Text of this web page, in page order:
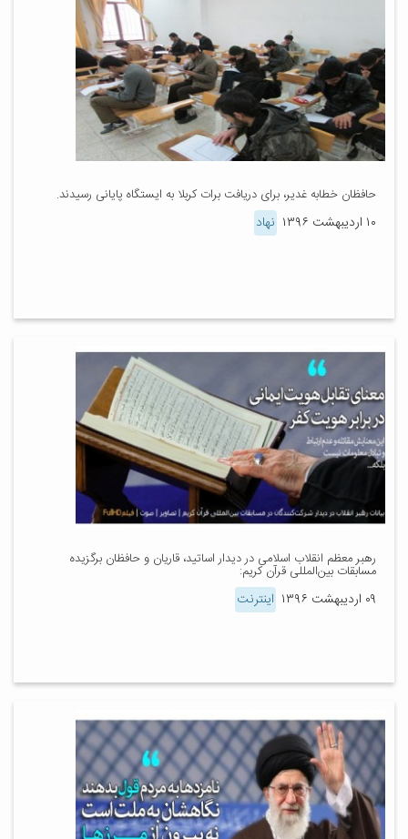
حافظان خطابه غدیر، برای دریافت برات کربلا به ایستگاه پایانی رسیدند.
۱۰ اردیبهشت ۱۳۹۶ نهاد
رهبر معظم انقلاب اسلامی در دیدار اساتید، قاریان و حافظان برگزیده
مسابقات بین‌المللی قرآن کریم:
۰۹ اردیبهشت ۱۳۹۶ اینترنت